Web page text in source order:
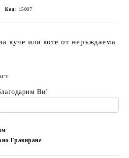
Код: 15007
куче или коте от неръждаема
Ви!
Гравиране